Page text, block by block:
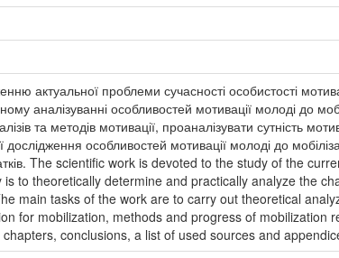
актуальної проблеми сучасності особистості
аналізуванні особливостей мотивації молоді до
та методів мотивації, проаналізувати сутність
особливостей мотивації молоді до
The scientific work is devoted to the study of the
to theoretically determine and practically analyze the
main tasks of the work are to carry out theoretical
for mobilization, methods and progress of
conclusions, a list of used sources and